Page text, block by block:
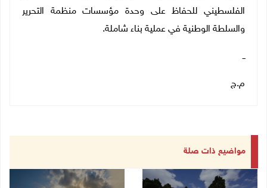
الفلسطيني للحفاظ على وحدة مؤسسات منظمة التحرير
والسلطة الوطنية في عملية بناء شاملة.
ــ
م.ج
مواضيع ذات صلة